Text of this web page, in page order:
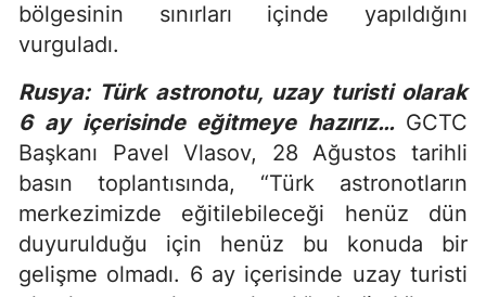
bölgesinin sınırları içinde yapıldığını
vurguladı.
Rusya: Türk astronotu, uzay turisti olarak
6 ay içerisinde eğitmeye hazırız… GCTC
Başkanı Pavel Vlasov, 28 Ağustos tarihli
basın toplantısında, “Türk astronotların
merkezimizde eğitilebileceği henüz dün
duyurulduğu için henüz bu konuda bir
gelişme olmadı. 6 ay içerisinde uzay turisti